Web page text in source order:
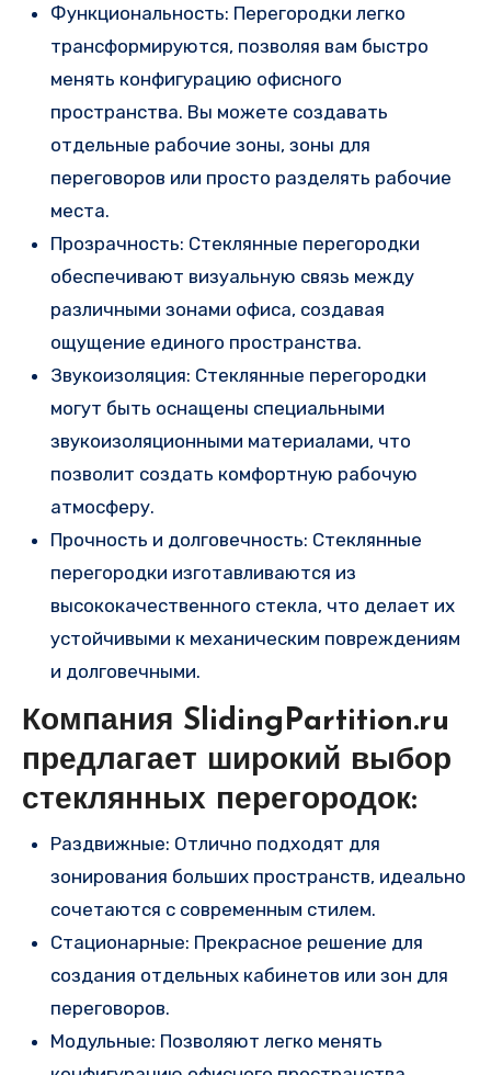
Функциональность: Перегородки легко
трансформируются, позволяя вам быстро
менять конфигурацию офисного
пространства. Вы можете создавать
отдельные рабочие зоны, зоны для
переговоров или просто разделять рабочие
места.
Прозрачность: Стеклянные перегородки
обеспечивают визуальную связь между
различными зонами офиса, создавая
ощущение единого пространства.
Звукоизоляция: Стеклянные перегородки
могут быть оснащены специальными
звукоизоляционными материалами, что
позволит создать комфортную рабочую
атмосферу.
Прочность и долговечность: Стеклянные
перегородки изготавливаются из
высококачественного стекла, что делает их
устойчивыми к механическим повреждениям
и долговечными.
Компания SlidingPartition.ru
предлагает широкий выбор
стеклянных перегородок:
Раздвижные: Отлично подходят для
зонирования больших пространств, идеально
сочетаются с современным стилем.
Стационарные: Прекрасное решение для
создания отдельных кабинетов или зон для
переговоров.
Модульные: Позволяют легко менять